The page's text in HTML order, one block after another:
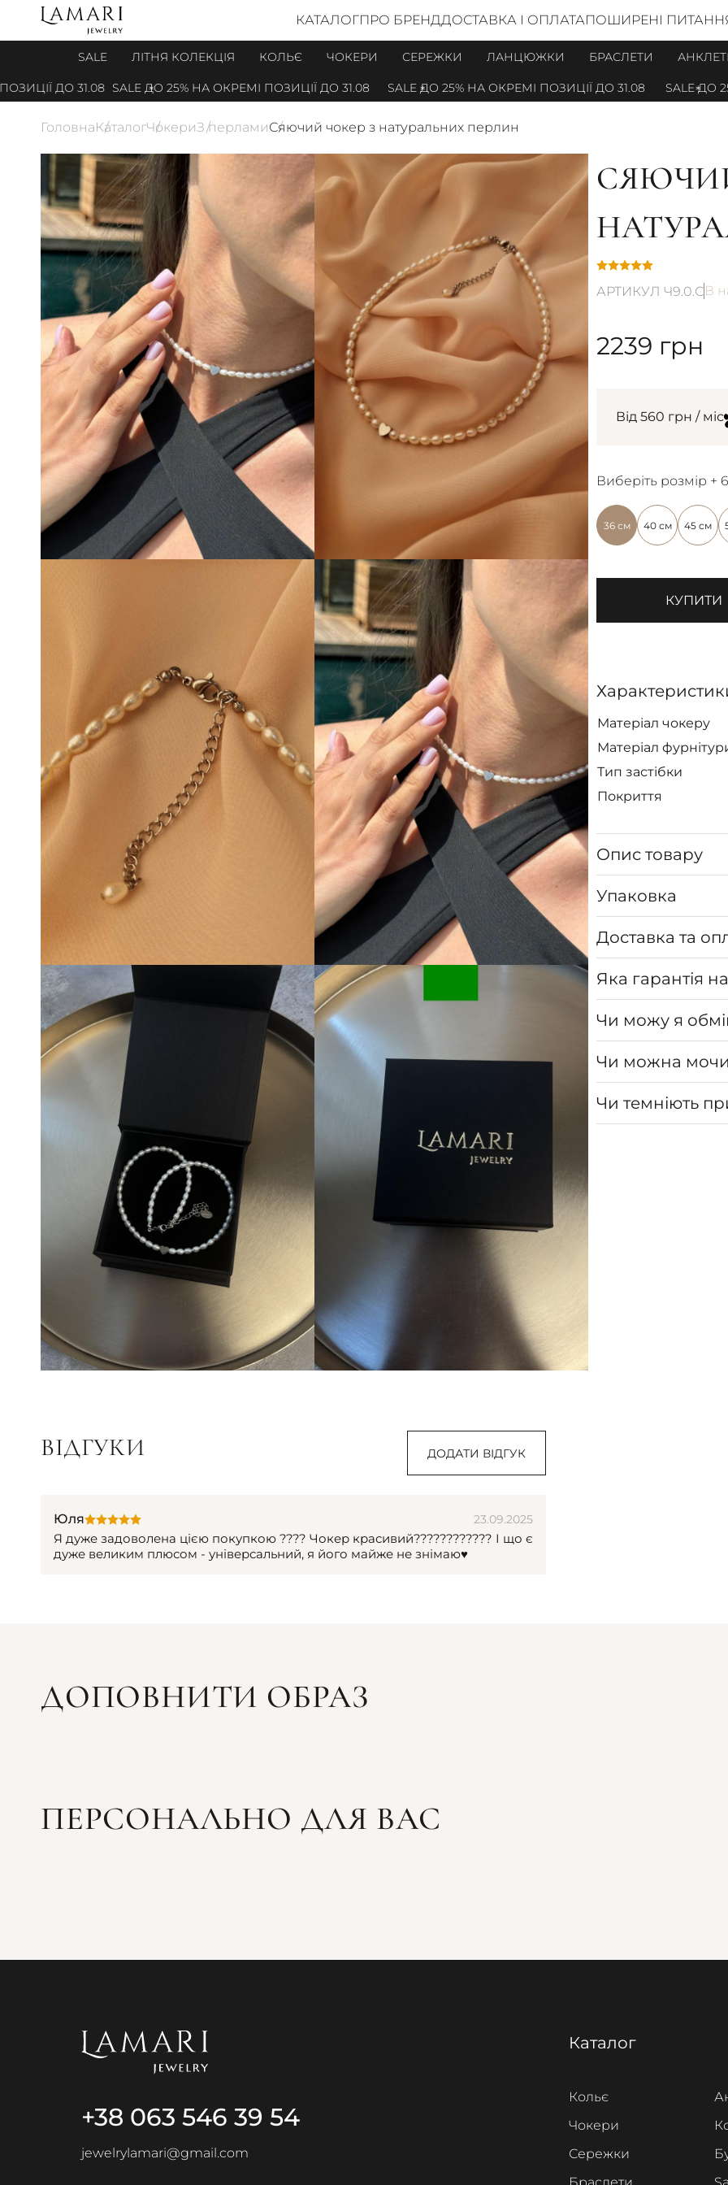
КАТАЛОГПРО БРЕНДДОСТАВКА І ОПЛАТАПОШИРЕНІ
SALE ЛІТНЯ КОЛЕКЦІЯ КОЛЬЄ ЧОКЕРИ СЕРЕЖКИ ЛАНЦЮЖКИ БРАСЛЕТИ
ДО 31.08 SALE ДО 25% НА ОКРЕМІ ПОЗИЦІЇ ДО 31.08 SALE ДО 25% НА ОКРЕМІ ПОЗИЦІЇ ДО 31.08 SALE ДО 25%
ГоловнаКаталогЧокериЗ перламиСяючий чокер з натуральних перлин
АРТИКУЛ Ч9.0.СВ
2239 грн
Від 560 грн / міс
Виберіть розмір +
36 см 40 см 45 см
КУПИТИ
Матеріал чокеру
Матеріал
Тип застібки
Покриття
Опис товару
Упаковка
Доставка та
Яка гарантія
Чи можу я
Чи можна
Чи темніють
ВІДГУКИ ДОДАТИ ВІДГУК
Юля 23.09.2025
Я дуже задоволена цією покупкою ???? Чокер красивий???????????? І що є
дуже великим плюсом - універсальний, я його майже не знімаю♥️
ДОПОВНИТИ ОБРАЗ
ПЕРСОНАЛЬНО ДЛЯ ВАС
+38 063 546 39 54
jewelrylamari@gmail.com
Каталог
Кольє
Чокери
Сережки